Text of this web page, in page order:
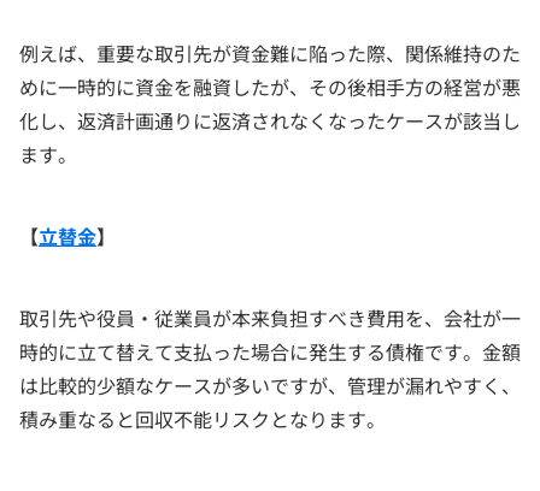
例えば、重要な取引先が資金難に陥った際、関係維持のた
めに一時的に資金を融資したが、その後相手方の経営が悪
化し、返済計画通りに返済されなくなったケースが該当し
ます。
【立替金】
取引先や役員・従業員が本来負担すべき費用を、会社が一
時的に立て替えて支払った場合に発生する債権です。金額
は比較的少額なケースが多いですが、管理が漏れやすく、
積み重なると回収不能リスクとなります。